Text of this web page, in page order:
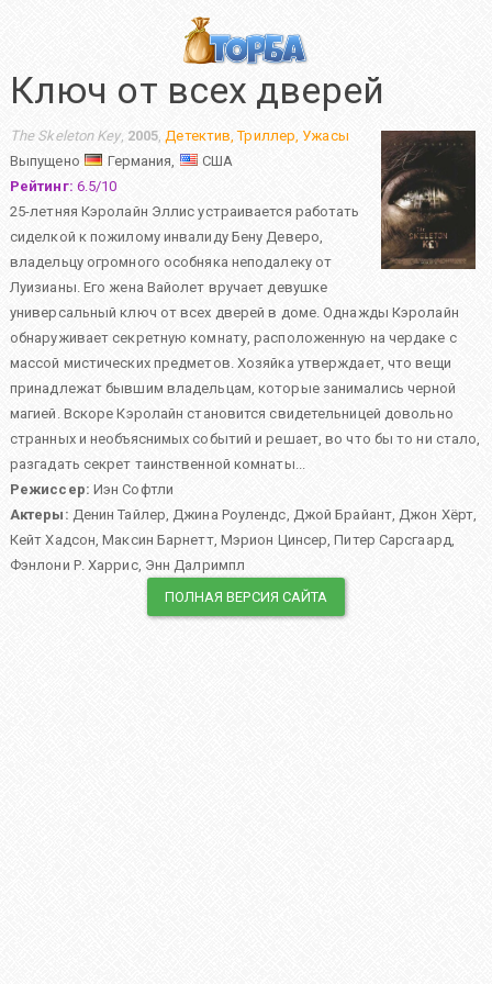
Ключ от всех дверей
The Skeleton Key, 2005,Детектив,Триллер, Ужасы
Выпущено
Германия,
США
Рейтинг: 6.5/10
25-летняя Кэролайн Эллис устраивается работать
сиделкой к пожилому инвалиду Бену Деверо,
владельцу огромного особняка неподалеку от
Луизианы. Его жена Вайолет вручает девушке
универсальный ключ от всех дверей в доме. Однажды Кэролайн
обнаруживает секретную комнату, расположенную на чердаке с
массой мистических предметов. Хозяйка утверждает, что вещи
принадлежат бывшим владельцам, которые занимались черной
магией. Вскоре Кэролайн становится свидетельницей довольно
странных и необъяснимых событий и решает, во что бы то ни стало,
разгадать секрет таинственной комнаты...
Режиссер: Иэн Софтли
Актеры: Денин Тайлер,Джина Роулендс, Джой Брайант,Джон Хёрт,
Кейт Хадсон,Максин Барнетт, Мэрион Цинсер,Питер Сарсгаард,
Фэнлони Р. Харрис, Энн Далримпл
ПОЛНАЯ ВЕРСИЯ САЙТА